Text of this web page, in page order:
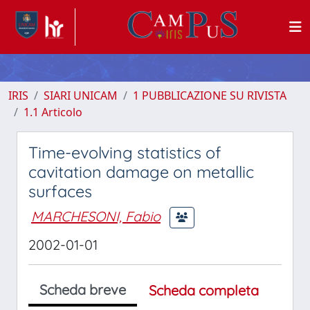
IRIS SIARI UNICAM
1 PUBBLICAZIONE SU RIVISTA
1.1 Articolo
Time-evolving statistics of
cavitation damage on metallic
surfaces
MARCHESONI, Fabio
2002-01-01
Scheda breve Scheda completa